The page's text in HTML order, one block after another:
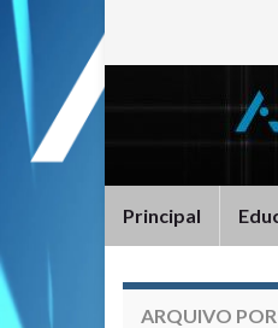
Principal
ARQUIVO